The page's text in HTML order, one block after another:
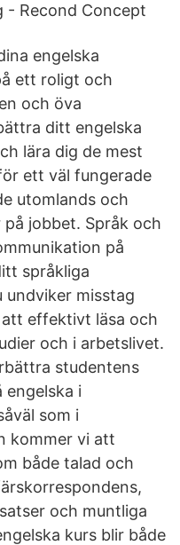
- Recond Concept
engelska
ett roligt och
och öva
ditt engelska
lära dig de mest
ett väl fungerade
utomlands och
jobbet. Språk och
på
språkliga
undviker misstag
effektivt läsa och
och i arbetslivet.
studentens
i
som i
kommer vi att
både talad och
och muntliga
kurs blir både